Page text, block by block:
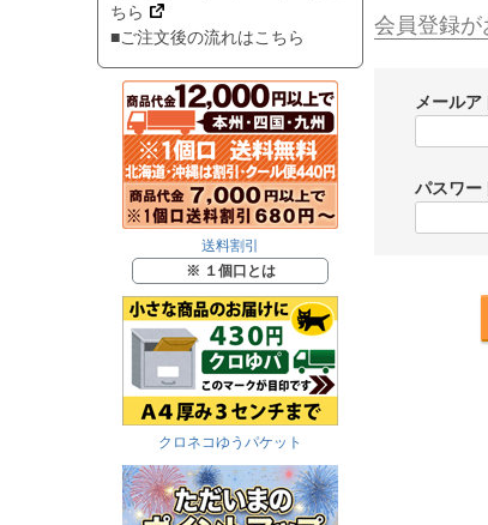
ちら
■ご注文後の流れはこちら
送料割引
※ １個口とは
クロネコゆうパケット
会員登録が
メールア
パスワー